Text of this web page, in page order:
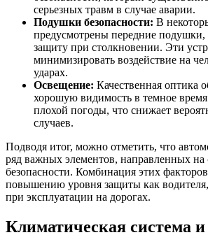
серьезных травм в случае аварии.
Подушки безопасности: В
предусмотрены передние
защиту при столкновении. Эти
минимизировать воздействие на
ударах.
Освещение: Качественная оптика
хорошую видимость в темное
плохой погоды, что снижает
случаев.
Подводя итог, можно отметить, что
ряд важных элементов, направленных на
безопасности. Комбинация этих
повышению уровня защиты как
при эксплуатации на дорогах.
Климатическая система